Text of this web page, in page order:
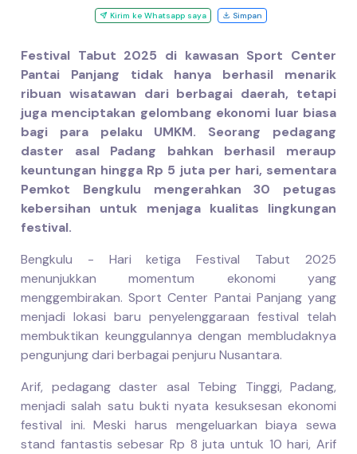
Kirim ke Whatsapp saya Simpan
Festival Tabut 2025 di kawasan Sport Center
Pantai Panjang tidak hanya berhasil menarik
ribuan wisatawan dari berbagai daerah, tetapi
juga menciptakan gelombang ekonomi luar biasa
bagi para pelaku UMKM. Seorang pedagang
daster asal Padang bahkan berhasil meraup
keuntungan hingga Rp 5 juta per hari, sementara
Pemkot Bengkulu mengerahkan 30 petugas
kebersihan untuk menjaga kualitas lingkungan
festival.
Bengkulu - Hari ketiga Festival Tabut 2025
menunjukkan momentum ekonomi yang
menggembirakan. Sport Center Pantai Panjang yang
menjadi lokasi baru penyelenggaraan festival telah
membuktikan keunggulannya dengan membludaknya
pengunjung dari berbagai penjuru Nusantara.
Arif, pedagang daster asal Tebing Tinggi, Padang,
menjadi salah satu bukti nyata kesuksesan ekonomi
festival ini. Meski harus mengeluarkan biaya sewa
stand fantastis sebesar Rp 8 juta untuk 10 hari, Arif